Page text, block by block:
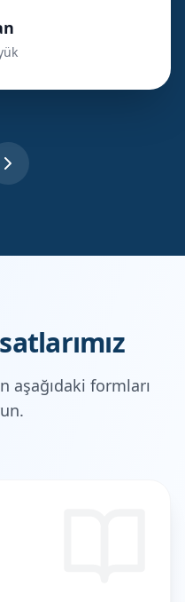
aşağıdaki formları